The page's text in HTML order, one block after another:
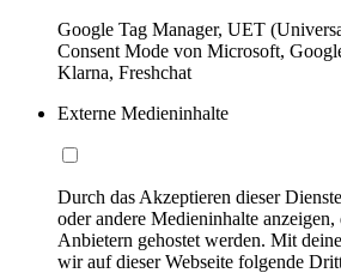
Google Tag Manager, UET
Consent Mode von Microsoft,
Klarna, Freshchat
Externe Medieninhalte
Durch das Akzeptieren dieser
oder andere Medieninhalte
Anbietern gehostet werden. Mit
wir auf dieser Webseite folgende